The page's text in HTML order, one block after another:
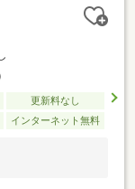
更新料なし
インターネット無料